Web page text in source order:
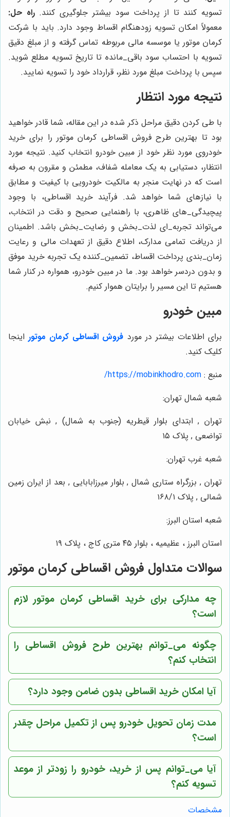
تسویه کنند تا از پرداخت سود بیشتر جلوگیری کنند.راه حل:
معمولاً امکان تسویه زودهنگام اقساط وجود دارد. باید با شرکت
کرمان موتور یا موسسه مالی مربوطه تماس گرفته و از مبلغ دقیق
تسویه با احتساب سود باقی‌_مانده تا تاریخ تسویه مطلع شوید.
سپس با پرداخت مبلغ مورد نظر، قرارداد خود را تسویه نمایید.
نتیجه مورد انتظار
با طی کردن دقیق مراحل ذکر شده در این مقاله، شما قادر خواهید
بود تا بهترین طرح فروش اقساطی کرمان موتور را برای خرید
خودروی مورد نظر خود از مبین خودرو انتخاب کنید. نتیجه مورد
انتظار، دستیابی به یک معامله شفاف، مطمئن و مقرون به صرفه
است که در نهایت منجر به مالکیت خودرویی با کیفیت و مطابق
با نیازهای شما خواهد شد. فرآیند خرید اقساطی، با وجود
پیچیدگی‌_های ظاهری، با راهنمایی صحیح و دقت در انتخاب،
می‌تواند تجربه_‌ای لذت‌_بخش و رضایت‌_بخش باشد. اطمینان
از دریافت تمامی مدارک، اطلاع دقیق از تعهدات مالی و رعایت
زمان‌_بندی پرداخت اقساط، تضمین‌_کننده یک تجربه خرید موفق
و بدون دردسر خواهد بود. ما در مبین خودرو، همواره در کنار شما
هستیم تا این مسیر را برایتان هموار کنیم.
مبین خودرو
برای اطلاعات بیشتر در مورد فروش اقساطی کرمان موتوراینجا
کلیک کنید.
منبع : https://mobinkhodro.com/
شعبه شمال تهران:
تهران , ابتدای بلوار قیطریه (جنوب به شمال) , نبش خیابان
تواضعی , پلاک ۱۵
شعبه غرب تهران:
تهران , بزرگراه ستاری شمال , بلوار میرزابابایی , بعد از ایران زمین
شمالی , پلاک ۱۶۸/۱
شعبه استان البرز:
استان البرز ، عظیمیه ، بلوار ۴۵ متری کاج ، پلاک ۱۹
سوالات متداول فروش اقساطی کرمان موتور
چه مدارکی برای خرید اقساطی کرمان موتور لازم
است؟
چگونه می_‌توانم بهترین طرح فروش اقساطی را
انتخاب کنم؟
آیا امکان خرید اقساطی بدون ضامن وجود دارد؟
مدت زمان تحویل خودرو پس از تکمیل مراحل چقدر
است؟
آیا می_‌توانم پس از خرید، خودرو را زودتر از موعد
تسویه کنم؟
مشخصات